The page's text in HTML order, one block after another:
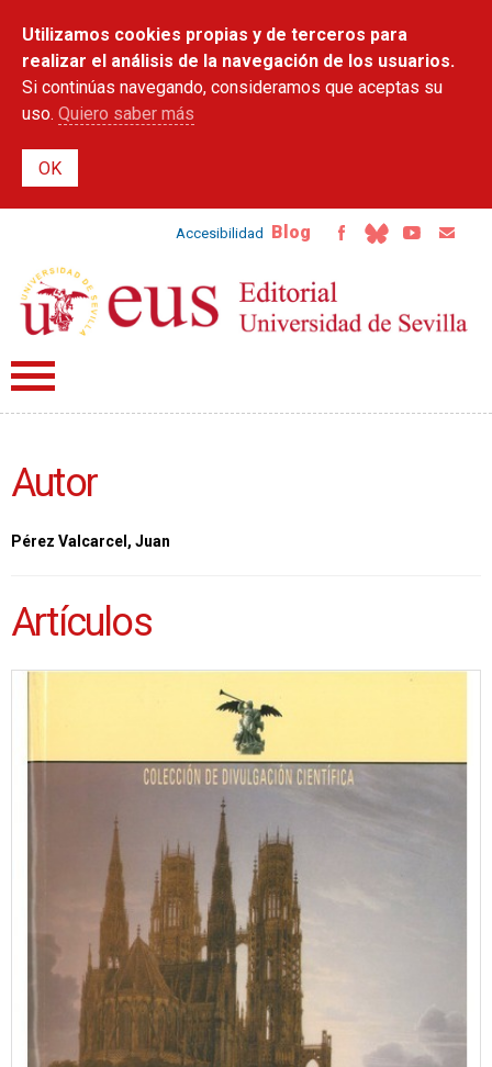
contenido
principal
Utilizamos cookies propias y de terceros para
realizar el análisis de la navegación de los usuarios.
Si continúas navegando, consideramos que aceptas su
uso. Quiero saber más
Accesibilidad Blog
Autor
Pérez Valcarcel, Juan
Artículos